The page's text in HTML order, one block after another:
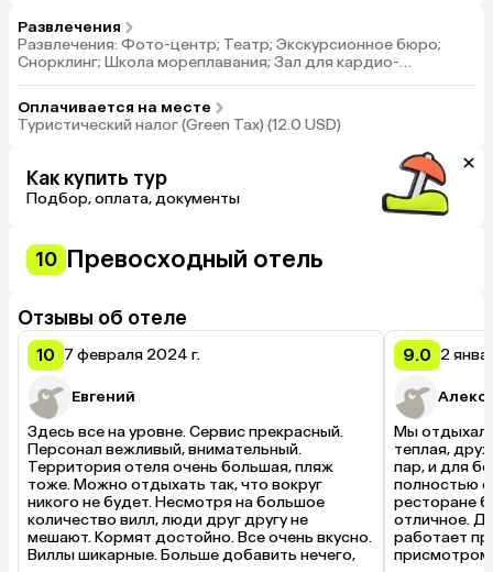
Развлечения
Развлечения: Фото-центр; Театр; Экскурсионное бюро;
Снорклинг; Школа мореплавания; Зал для кардио-
фитнес; Каяк; Каяк с прозрачным дном; Плавание с
аквалангом платно; Серфинг платно; Спортивное
рыболовство платно; Вечерняя шоу-программа с живой
музыкой; Кулинарные мастер-классы; Караоке; Настольные
игры; Mandara Spa (только для гостей 16+):; Уходы и
массажи; Маникюр и педикюр; Ароматические ванны,
Оплачивается на месте
Туристический налог (Green Tax) (12.0 USD)
Как купить тур
Подбор, оплата, документы
10 Превосходный отель
Отзывы об отеле
10 7 февраля 2024 г.
Евгений
Здесь все на уровне. Сервис прекрасный.
Персонал вежливый, внимательный.
Территория отеля очень большая, пляж
тоже. Можно отдыхать так, что вокруг
никого не будет. Несмотря на большое
количество вилл, люди друг другу не
мешают. Кормят достойно. Все очень вкусно.
Виллы шикарные. Больше добавить нечего,
9.0 2
Мы
теплая,
пар, и для
полностью
ресторане
отличное.
работает